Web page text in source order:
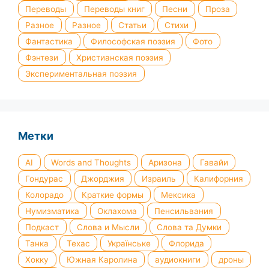
Переводы
Переводы книг Песни
Проза
Разное
Разное Статьи
Стихи
Фантастика
Философская поэзия
Фото
Фэнтези
Христианская поэзия
Экспериментальная поэзия
Метки
AI Words and Thoughts Аризона
Гавайи
Гондурас
Джорджия Израиль
Калифорния
Колорадо
Краткие формы
Мексика
Нумизматика
Оклахома
Пенсильвания
Подкаст
Слова и Мысли
Слова та Думки
Танка
Техас Українське
Флорида
Хокку
Южная Каролина аудиокниги
дроны